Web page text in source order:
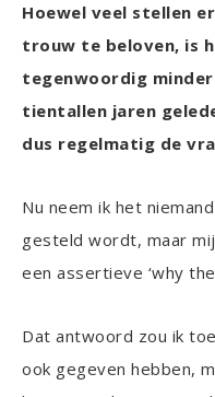
Hoewel veel stellen
trouw te beloven, is
tegenwoordig
tientallen jaren
dus regelmatig de
Nu neem ik het
gesteld wordt, maar
een assertieve ‘why the
Dat antwoord zou ik
ook gegeven hebben,